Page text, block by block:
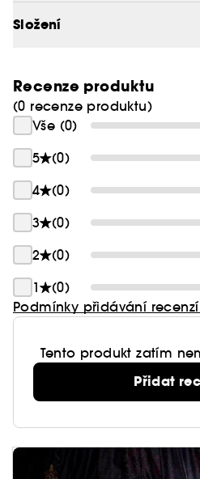
před teplem.* Unwrap it all
pouze pro použití s
Složení
Recenze produktu
(0 recenze produktu)
Vše (0)
5
(0)
4
(0)
3
(0)
2
(0)
1
(0)
Podmínky přidávání
Tento produkt zatím
Přidat